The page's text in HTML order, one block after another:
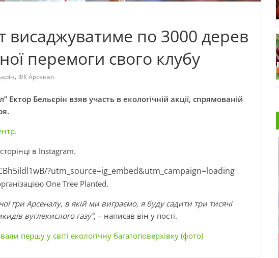
висаджуватиме по 3000 дерев
перемоги свого клубу
, ФК Арсенал
Бельєрін взяв участь в екологічній акції, спрямованій
в Instagram.
?utm_source=ig_embed&utm_campaign=loading
One Tree Planted.
гри Арсеналу, в якій ми виграємо, я буду садити три тисячі
вуглекислого газу”, – написав він у пості.
першу у світі екологічну багатоповерхівку (фото)